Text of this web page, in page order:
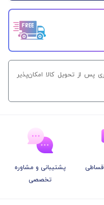
کالا تنها تا ۷ روز کاری پس از تحویل کالا امکان‌پذیر
پشتیبانی و مشاوره
تخصصی